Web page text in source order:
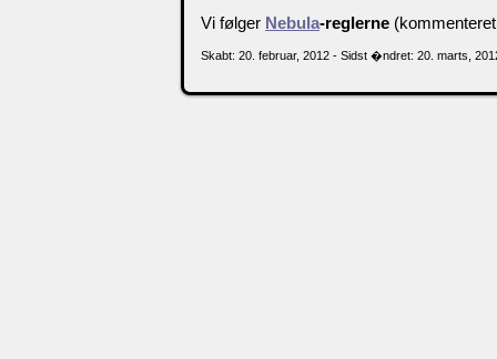
Vi følger Nebula-reglerne
Skabt: 20. februar, 2012 - Sidst �ndret: 20. marts,